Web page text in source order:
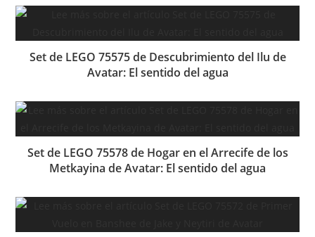
Set de LEGO 75575 de Descubrimiento del Ilu de
Avatar: El sentido del agua
Set de LEGO 75578 de Hogar en el Arrecife de los
Metkayina de Avatar: El sentido del agua